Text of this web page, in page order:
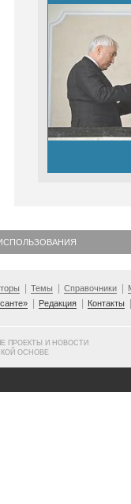
Темы Справочники
Редакция Контакты
ПРОЕКТЫ И НОВОСТИ
ОСНОВЕ